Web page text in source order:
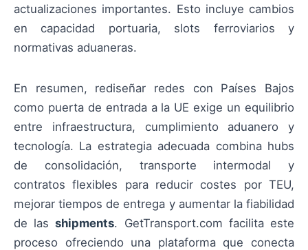
actualizaciones importantes. Esto incluye cambios
en capacidad portuaria, slots ferroviarios y
normativas aduaneras.
En resumen, rediseñar redes con Países Bajos
como puerta de entrada a la UE exige un equilibrio
entre infraestructura, cumplimiento aduanero y
tecnología. La estrategia adecuada combina hubs
de consolidación, transporte intermodal y
contratos flexibles para reducir costes por TEU,
mejorar tiempos de entrega y aumentar la fiabilidad
de lasshipments. GetTransport.com facilita este
proceso ofreciendo una plataforma que conecta